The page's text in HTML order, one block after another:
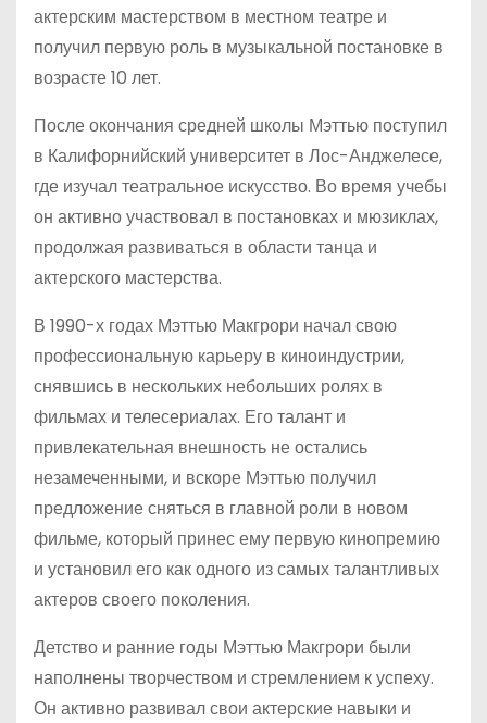
актерским мастерством в местном театре и
получил первую роль в музыкальной постановке в
возрасте 10 лет.
После окончания средней школы Мэттью поступил
в Калифорнийский университет в Лос-Анджелесе,
где изучал театральное искусство. Во время учебы
он активно участвовал в постановках и мюзиклах,
продолжая развиваться в области танца и
актерского мастерства.
В 1990-х годах Мэттью Макгрори начал свою
профессиональную карьеру в киноиндустрии,
снявшись в нескольких небольших ролях в
фильмах и телесериалах. Его талант и
привлекательная внешность не остались
незамеченными, и вскоре Мэттью получил
предложение сняться в главной роли в новом
фильме, который принес ему первую кинопремию
и установил его как одного из самых талантливых
актеров своего поколения.
Детство и ранние годы Мэттью Макгрори были
наполнены творчеством и стремлением к успеху.
Он активно развивал свои актерские навыки и